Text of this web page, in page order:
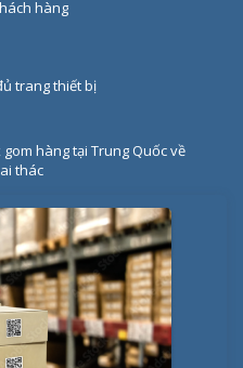
hàng
trang thiết bị
hàng tại Trung Quốc về
thác